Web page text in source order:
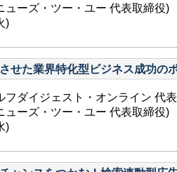
ューズ・ツー・ユー 代表取締役)
)
せた業界特化型ビジネス成功の
フダイジェスト・オンライン 代
ューズ・ツー・ユー 代表取締役)
)